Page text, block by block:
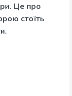
Це про
стоїть